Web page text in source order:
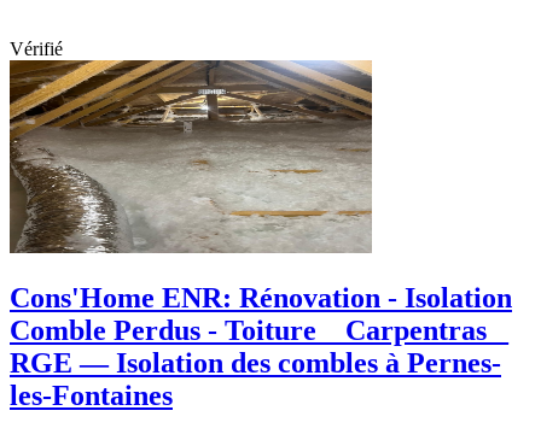
Vérifié
Cons'Home ENR: Rénovation - Isolation
Comble Perdus - Toiture _ Carpentras _
RGE — Isolation des combles à Pernes-
les-Fontaines